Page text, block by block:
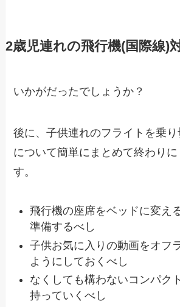
2歳児連れの飛行機(国際線)
いかがだったでしょうか？
後に、子供連れのフライトを乗
について簡単にまとめて終わりに
す。
飛行機の座席をベッドに変え
準備するべし
子供お気に入りの動画をオフ
ようにしておくべし
なくしても構わないコンパク
持っていくべし